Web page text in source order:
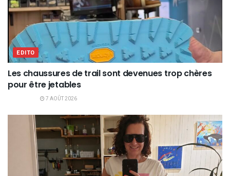
EDITO
Les chaussures de trail sont devenues trop chères
pour être jetables
7 AOÛT 2026